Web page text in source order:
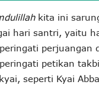
kita ini
hari santri, yaitu
perjuangan
petikan
seperti Kyai